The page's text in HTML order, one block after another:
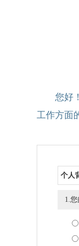
您好
工作方面
个人
1.您